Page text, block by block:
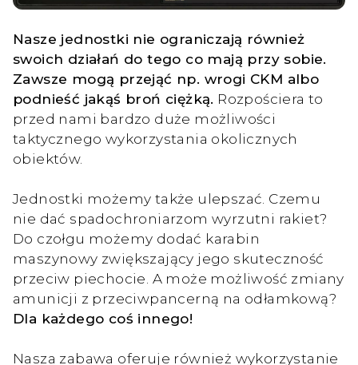
Nasze jednostki nie ograniczają również
swoich działań do tego co mają przy sobie.
Zawsze mogą przejąć np. wrogi CKM albo
podnieść jakąś broń ciężką. Rozpościera to
przed nami bardzo duże możliwości
taktycznego wykorzystania okolicznych
obiektów.
Jednostki możemy także ulepszać. Czemu
nie dać spadochroniarzom wyrzutni rakiet?
Do czołgu możemy dodać karabin
maszynowy zwiększający jego skuteczność
przeciw piechocie. A może możliwość zmiany
amunicji z przeciwpancerną na odłamkową?
Dla każdego coś innego!
Nasza zabawa oferuje również wykorzystanie